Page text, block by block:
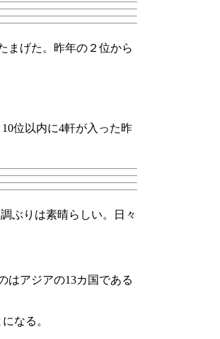
まげた。昨年の２位から
位以内に4軒が入った昨
ぶりは素晴らしい。日々
はアジアの13カ国である
なる。